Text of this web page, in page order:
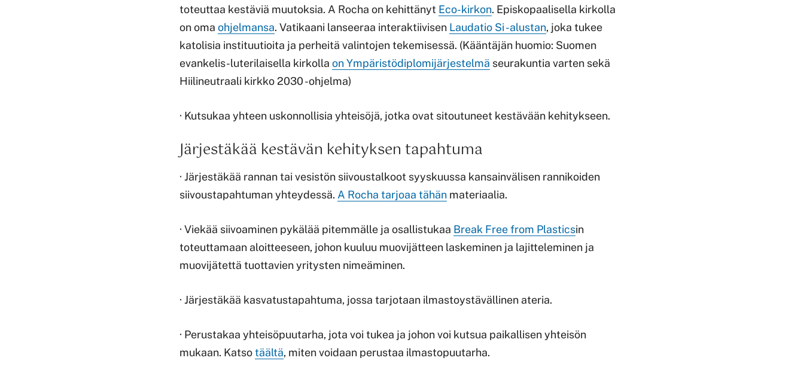
toteuttaa kestäviä muutoksia. A Rocha on kehittänyt Eco-kirkon. Episkopaalisella kirkolla
on omaohjelmansa. Vatikaani lanseeraa interaktiivisen Laudatio Si -alustan, joka tukee
katolisia instituutioita ja perheitä valintojen tekemisessä. (Kääntäjän huomio: Suomen
evankelis-luterilaisella kirkollaon Ympäristödiplomijärjestelmä seurakuntia varten sekä
Hiilineutraali kirkko 2030 -ohjelma)
· Kutsukaa yhteen uskonnollisia yhteisöjä, jotka ovat sitoutuneet kestävään kehitykseen.
Järjestäkää kestävän kehityksen tapahtuma
· Järjestäkää rannan tai vesistön siivoustalkoot syyskuussa kansainvälisen rannikoiden
siivoustapahtuman yhteydessä. A Rocha tarjoaa tähän materiaalia.
· Viekää siivoaminen pykälää pitemmälle ja osallistukaa Break Free from Plasticsin
toteuttamaan aloitteeseen, johon kuuluu muovijätteen laskeminen ja lajitteleminen ja
muovijätettä tuottavien yritysten nimeäminen.
· Järjestäkää kasvatustapahtuma, jossa tarjotaan ilmastoystävällinen ateria.
· Perustakaa yhteisöpuutarha, jota voi tukea ja johon voi kutsua paikallisen yhteisön
mukaan. Katsotäältä, miten voidaan perustaa ilmastopuutarha.